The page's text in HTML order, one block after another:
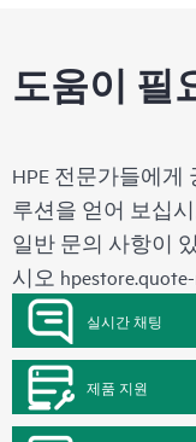
도움이 필
HPE 전문가들에게
루션을 얻어 보십
일반 문의 사항이
시오
실시간 채팅
제품 지원